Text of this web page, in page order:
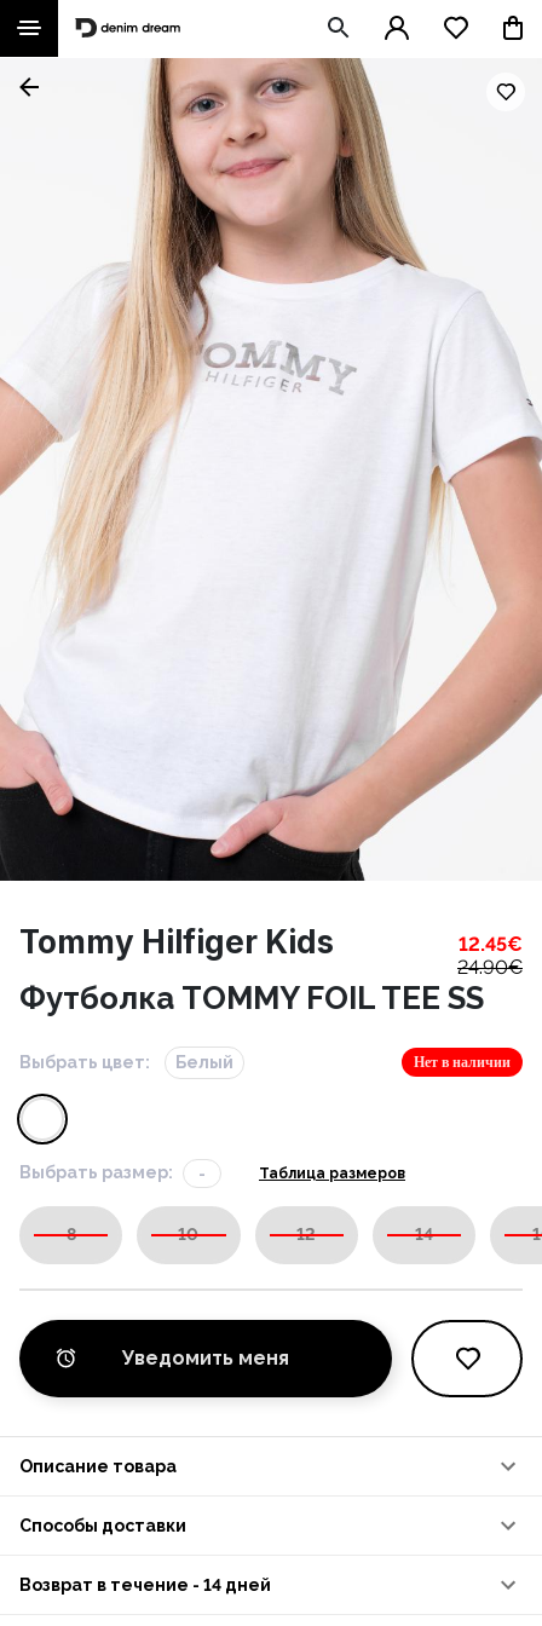
Tommy Hilfiger Kids 12.45€
24.90€
Футболка TOMMY FOIL TEE SS
Выбрать цвет: Белый Нет в наличии
Выбрать размер: - Таблица размеров
8 10 12 14
Уведомить меня
Описание товара
Способы доставки
Возврат в течение - 14 дней